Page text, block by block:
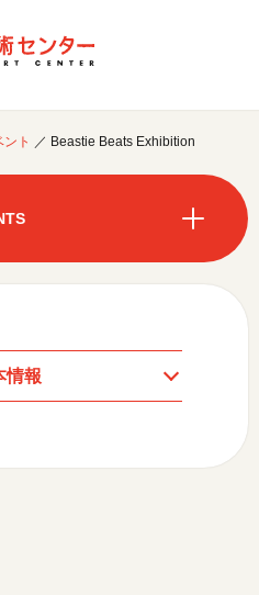
取材／視察・見学／撮影
イベントに参加する
開催中のイベント
制作室を使う
制作室の設備
公募情報
ント ／ Beastie Beats
ント
ール
ベント
情報